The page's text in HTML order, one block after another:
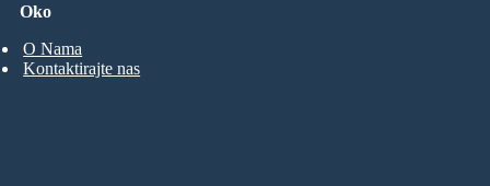
Oko
O Nama
Kontaktirajte nas